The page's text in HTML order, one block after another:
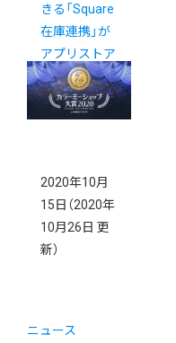
きる「Square
在庫連携」が
アプリストア
に登場
2020年10月
15日 （2020年
10月26日 更
新）
ニュース